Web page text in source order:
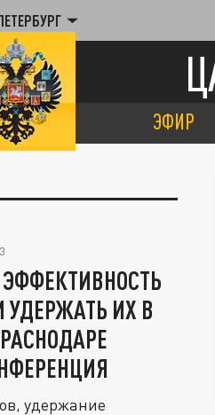
ЭФИР
УДЕРЖАТЬ ИХ В
удержание